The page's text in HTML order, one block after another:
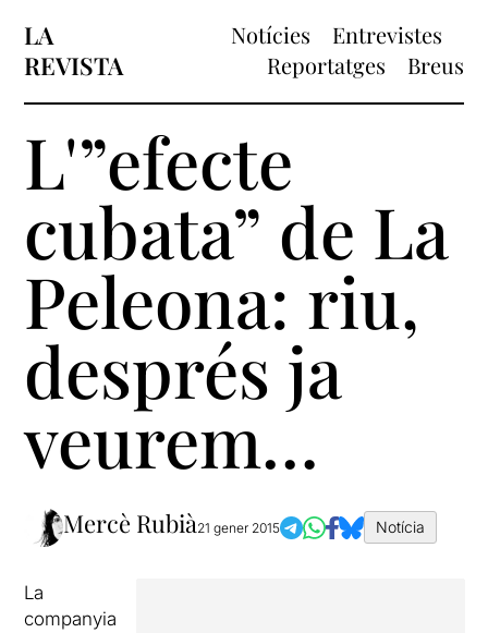
LA
REVISTA
Notícies
Entrevistes
Reportatges
Breus
L'”efecte
cubata” de La
Peleona: riu,
després ja
veurem…
Mercè Rubià21 gener 2015 Notícia
La
companyia